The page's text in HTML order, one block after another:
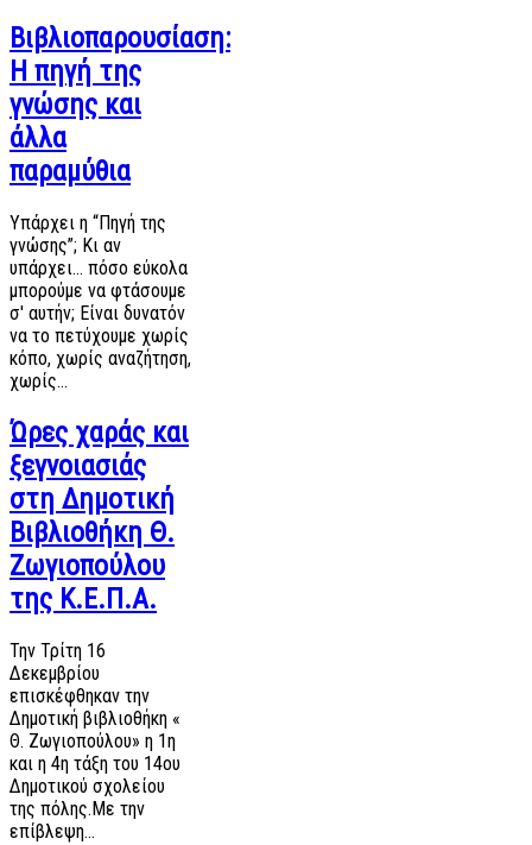
Βιβλιοπαρουσίαση:
Η πηγή της
γνώσης και
άλλα
παραμύθια
Υπάρχει η “Πηγή της
γνώσης”; Κι αν
υπάρχει... πόσο εύκολα
μπορούμε να φτάσουμε
σ' αυτήν; Είναι δυνατόν
να το πετύχουμε χωρίς
κόπο, χωρίς αναζήτηση,
χωρίς…
Ώρες χαράς και
ξεγνοιασιάς
στη Δημοτική
Βιβλιοθήκη Θ.
Ζωγιοπούλου
της Κ.Ε.Π.Α.
Την Τρίτη 16
Δεκεμβρίου
επισκέφθηκαν την
Δημοτική βιβλιοθήκη «
Θ. Ζωγιοπούλου» η 1η
και η 4η τάξη του 14ου
Δημοτικού σχολείου
της πόλης.Με την
επίβλεψη…